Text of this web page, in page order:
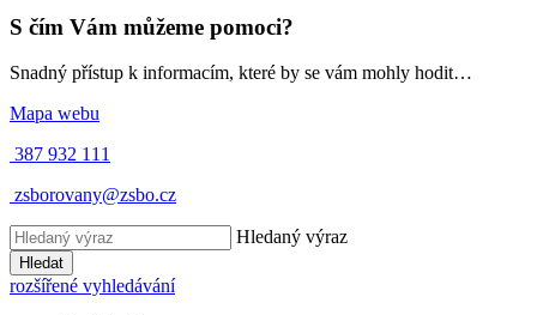
S čím Vám můžeme pomoci?
Snadný přístup k informacím, které by se vám mohly hodit…
Mapa webu
387 932 111
zsborovany@zsbo.cz
Hledaný výraz
Hledat
rozšířené vyhledávání